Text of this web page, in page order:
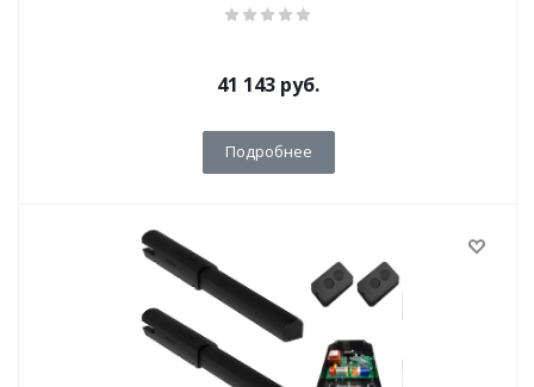
41 143 руб.
Подробнее